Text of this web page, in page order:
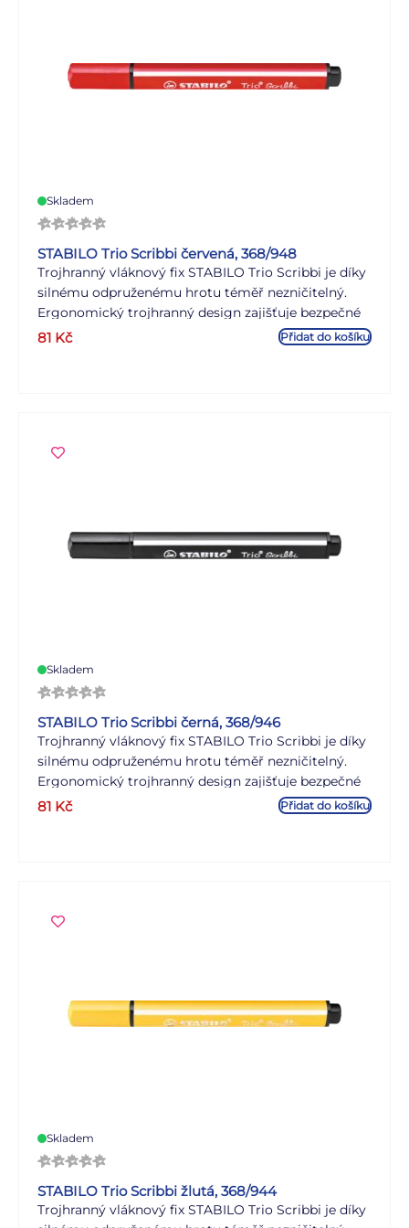
Skladem
STABILO Trio Scribbi červená, 368/948
Trojhranný vláknový fix STABILO Trio Scribbi je díky
silnému odpruženému hrotu téměř nezničitelný.
Ergonomický trojhranný design zajišťuje bezpečné
držení v dětských rukou při malování. Intenzivní
81 Kč Přidat do košíku
Skladem
STABILO Trio Scribbi černá, 368/946
Trojhranný vláknový fix STABILO Trio Scribbi je díky
silnému odpruženému hrotu téměř nezničitelný.
Ergonomický trojhranný design zajišťuje bezpečné
držení v dětských rukou při malování. Intenzivní
81 Kč Přidat do košíku
Skladem
STABILO Trio Scribbi žlutá, 368/944
Trojhranný vláknový fix STABILO Trio Scribbi je díky